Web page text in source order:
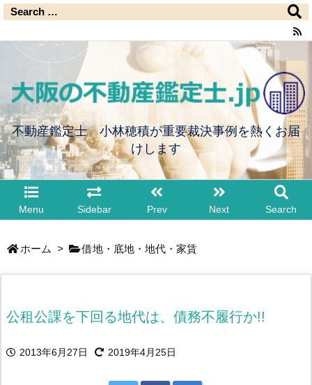
不動産鑑定士 小林穂積が重要裁決事例を熱くお届
けします
Menu Sidebar Prev Next Search
ホーム > 借地・底地・地代・家賃
公租公課を下回る地代は、債務不履行か!!
2013年6月27日 2019年4月25日